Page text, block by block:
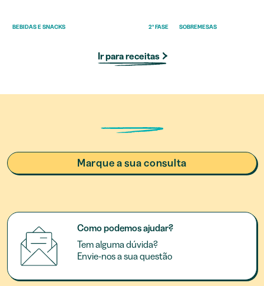
BEBIDAS E SNACKS 2ª FASE SOBREMESAS
Ir para receitas
Marque a sua consulta
Como podemos ajudar?
Tem alguma dúvida?
Envie-nos a sua questão